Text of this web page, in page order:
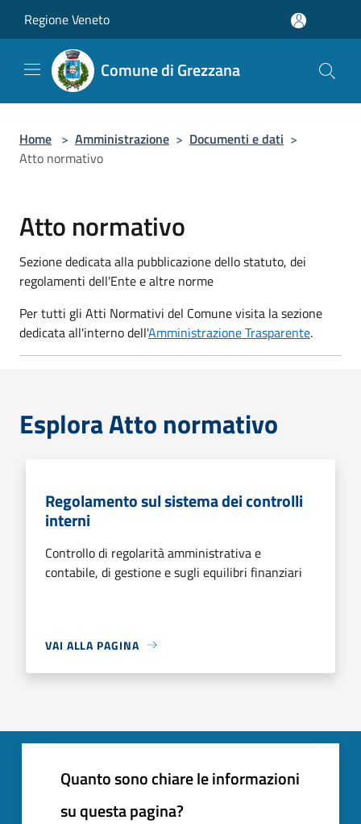
Regione Veneto
Comune di Grezzana
Home > Amministrazione > Documenti e dati >
Atto normativo
Atto normativo
Sezione dedicata alla pubblicazione dello statuto, dei
regolamenti dell'Ente e altre norme
Per tutti gli Atti Normativi del Comune visita la sezione
dedicata all'interno dell'Amministrazione Trasparente.
Esplora Atto normativo
Regolamento sul sistema dei controlli
interni
Controllo di regolarità amministrativa e
contabile, di gestione e sugli equilibri finanziari
VAI ALLA PAGINA
Quanto sono chiare le informazioni
su questa pagina?